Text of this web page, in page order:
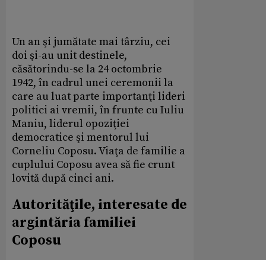
Un an şi jumătate mai târziu, cei
doi şi-au unit destinele,
căsătorindu-se la 24 octombrie
1942, în cadrul unei ceremonii la
care au luat parte importanţi lideri
politici ai vremii, în frunte cu Iuliu
Maniu, liderul opoziţiei
democratice şi mentorul lui
Corneliu Coposu. Viaţa de familie a
cuplului Coposu avea să fie crunt
lovită după cinci ani.
Autorităţile, interesate de
argintăria familiei
Coposu